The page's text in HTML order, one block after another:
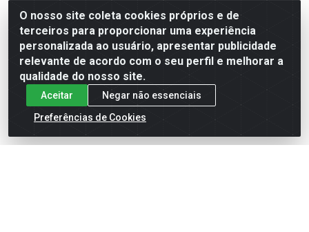
R$ 5,25
Adicionar
R$ 5,25
Adicionar
O nosso site coleta cookies próprios e de
terceiros para proporcionar uma experiência
personalizada ao usuário, apresentar publicidade
relevante de acordo com o seu perfil e melhorar a
qualidade do nosso site.
Aceitar
Negar não essenciais
Preferências de Cookies